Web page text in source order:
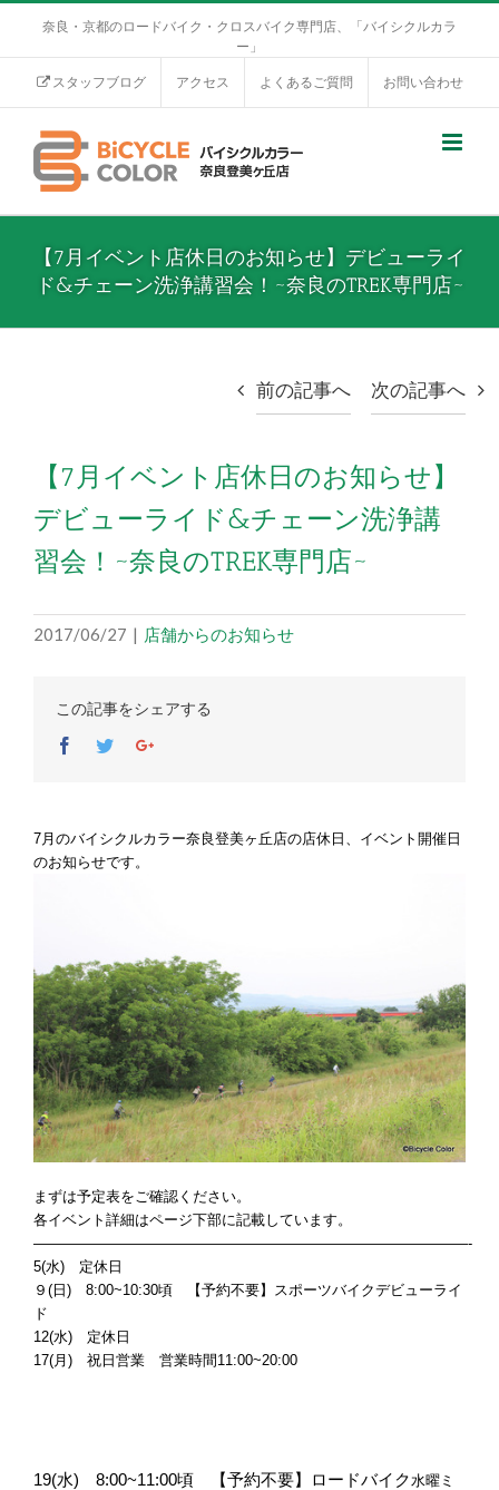
奈良・京都のロードバイク・クロスバイク専門店、「バイシクルカラ
ー」
スタッフブログ アクセス よくあるご質問 お問い合わせ
【7月イベント店休日のお知らせ】デビューライ
ド&チェーン洗浄講習会！~奈良のTREK専門店~
前の記事へ 次の記事へ
【7月イベント店休日のお知らせ】
デビューライド&チェーン洗浄講
習会！~奈良のTREK専門店~
2017/06/27 | 店舗からのお知らせ
この記事をシェアする
Facebook
TwitterGoogle+
7月のバイシクルカラー奈良登美ヶ丘店の店休日、イベント開催日
のお知らせです。
まずは予定表をご確認ください。
各イベント詳細はページ下部に記載しています。
——————————————————————————————-
5(水) 定休日
９(日) 8:00~10:30頃 【予約不要】スポーツバイクデビューライ
ド
12(水) 定休日
17(月) 祝日営業 営業時間11:00~20:00
19(水) 8:00~11:00頃 【予約不要】ロードバイク水曜ミ